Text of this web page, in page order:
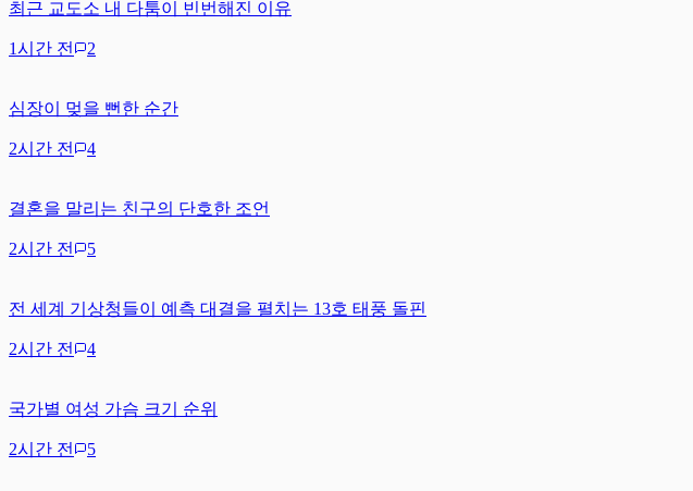
최근 교도소 내 다툼이 빈번해진 이유
1시간 전 2
심장이 멎을 뻔한 순간
2시간 전 4
결혼을 말리는 친구의 단호한 조언
2시간 전 5
전 세계 기상청들이 예측 대결을 펼치는 13호 태풍 돌핀
2시간 전 4
국가별 여성 가슴 크기 순위
2시간 전 5